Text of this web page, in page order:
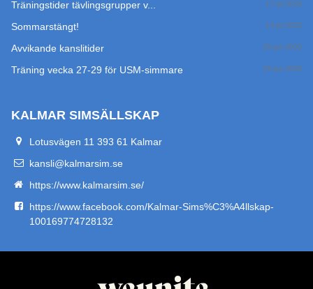
Träningstider tävlingsgrupper v... 17 jul 2026
Sommarstängt! 14 jul 2026
Avvikande kanslitider 29 jun 2026
Träning vecka 27-29 för USM-simmare 24 jun 2026
KALMAR SIMSÄLLSKAP
Lotusvägen 11 393 61 Kalmar
kansli@kalmarsim.se
https://www.kalmarsim.se/
https://www.facebook.com/Kalmar-Sims%C3%A4llskap-
100169774728132